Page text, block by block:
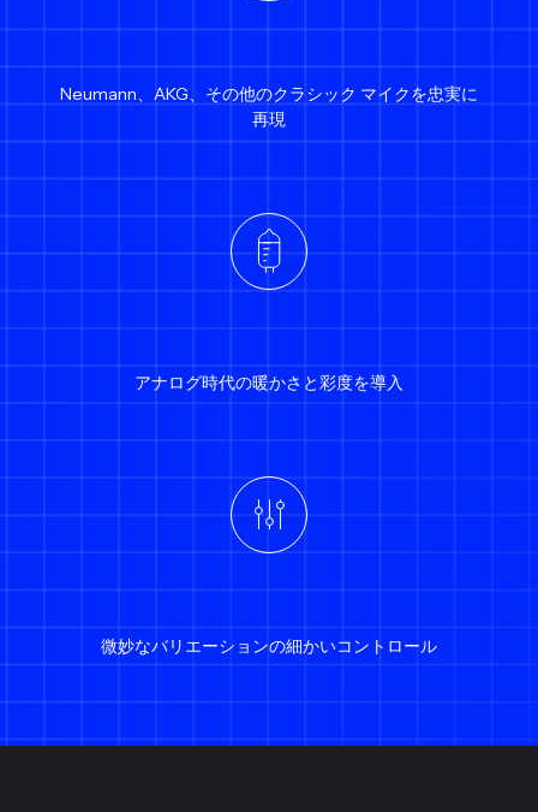
Neumann、AKG、その他のクラシック マイクを忠実に
再現
アナログ時代の暖かさと彩度を導入
微妙なバリエーションの細かいコントロール